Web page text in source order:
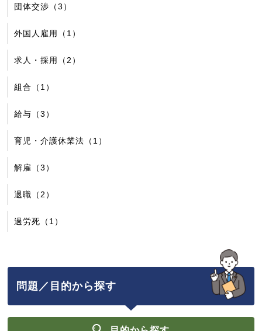
団体交渉（3）
外国人雇用（1）
求人・採用（2）
組合（1）
給与（3）
育児・介護休業法（1）
解雇（3）
退職（2）
過労死（1）
問題／目的から探す